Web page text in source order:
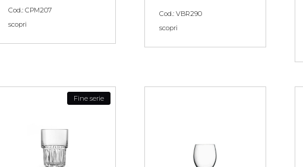
Cod.: CPM207
scopri
Cod.: VBR290
scopri
Fine serie